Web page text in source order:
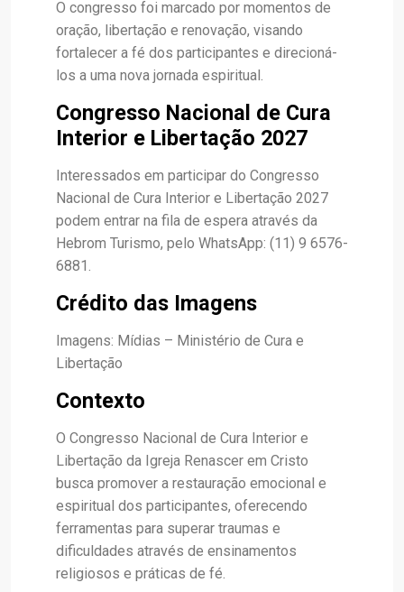
O congresso foi marcado por momentos de
oração, libertação e renovação, visando
fortalecer a fé dos participantes e direcioná-
los a uma nova jornada espiritual.
Congresso Nacional de Cura
Interior e Libertação 2027
Interessados em participar do Congresso
Nacional de Cura Interior e Libertação 2027
podem entrar na fila de espera através da
Hebrom Turismo, pelo WhatsApp: (11) 9 6576-
6881.
Crédito das Imagens
Imagens: Mídias – Ministério de Cura e
Libertação
Contexto
O Congresso Nacional de Cura Interior e
Libertação da Igreja Renascer em Cristo
busca promover a restauração emocional e
espiritual dos participantes, oferecendo
ferramentas para superar traumas e
dificuldades através de ensinamentos
religiosos e práticas de fé.